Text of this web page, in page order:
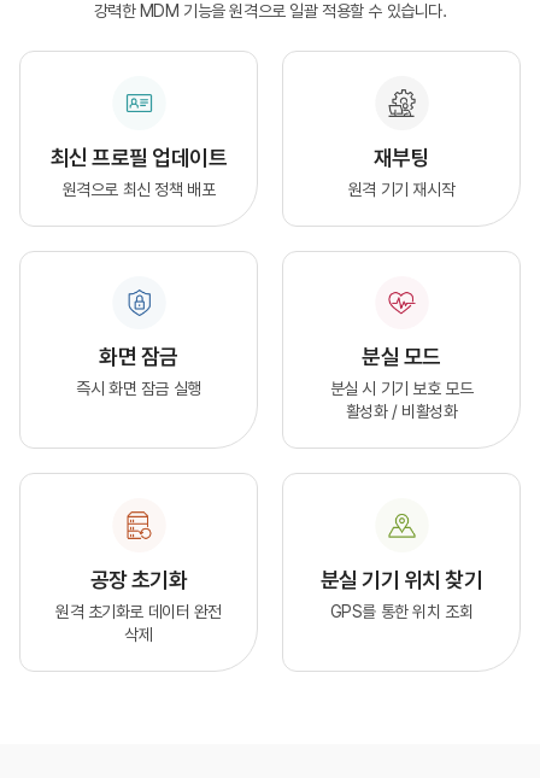
강력한 MDM 기능을 원격으로 일괄 적용할 수 있습니다.
최신 프로필 업데이트
원격으로 최신 정책 배포
재부팅
원격 기기 재시작
화면 잠금
즉시 화면 잠금 실행
분실 모드
분실 시 기기 보호 모드
활성화 / 비활성화
공장 초기화
원격 초기화로 데이터 완전
삭제
분실 기기 위치 찾기
GPS를 통한 위치 조회